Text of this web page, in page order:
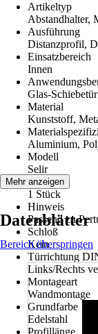
Artikeltyp
Abstandhalter,
Ausführung
Distanzprofil,
Einsatzbereich
Innen
Glas-Schiebetür
Material
Kunststoff,
Aluminium,
Modell
Selir
Inhalt
1 Stück
Hinweis
Passend zu
Schloß
Kein
Türrichtung
Links/Rechts
Montageart
Wandmontage
Grundfarbe
Edelstahl
Profillänge
Mehr anzeigen
Datenblätter
Bereich überspringen